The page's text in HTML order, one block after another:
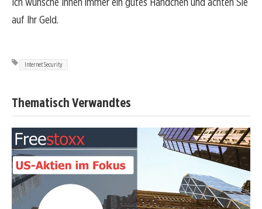
auf Ihr Geld.
Internet Security
Thematisch Verwandtes